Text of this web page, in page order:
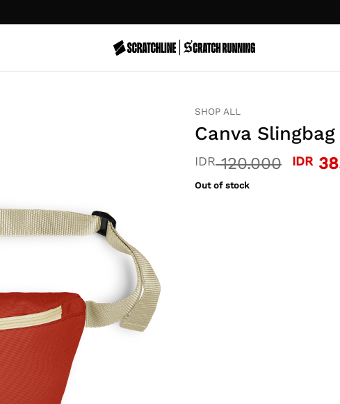
SHOP ALL
Canva
IDR120.000 IDR
Out of stock